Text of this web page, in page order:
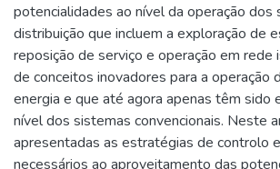
potencialidades ao nível da operação dos
distribuição que incluem a exploração de
reposição de serviço e operação em rede
de conceitos inovadores para a operação
energia e que até agora apenas têm sido
nível dos sistemas convencionais. Neste
apresentadas as estratégias de controlo
necessários ao aproveitamento das